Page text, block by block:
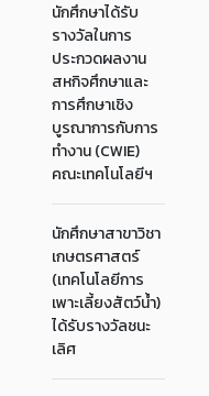
นักศึกษาได้รับ
รางวัลในการ
ประกวดผลงาน
สหกิจศึกษาและ
การศึกษาเชิง
บูรณาการกับการ
ทำงาน (CWIE)
คณะเทคโนโลยีฯ
นักศึกษาสาขาวิชา
เกษตรศาสตร์
(เทคโนโลยีการ
เพาะเลี้ยงสัตว์น้ำ)
ได้รับรางวัลชนะ
เลิศ